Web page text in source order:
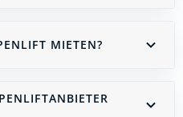
MIETEN?
G